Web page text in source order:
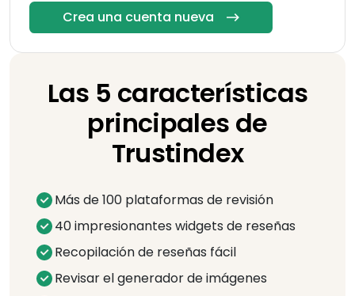
Crea una cuenta nueva
Las 5 características
principales de
Trustindex
Más de 100 plataformas de revisión
40 impresionantes widgets de reseñas
Recopilación de reseñas fácil
Revisar el generador de imágenes